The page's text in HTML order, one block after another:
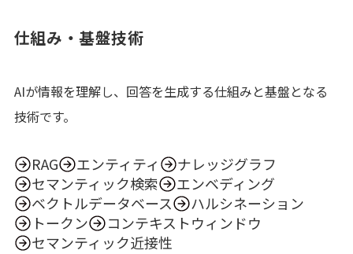
仕組み・基盤技術
AIが情報を理解し、回答を生成する仕組みと基盤となる
技術です。
RAG エンティティ
ナレッジグラフ
セマンティック検索
エンベディング
ベクトルデータベース
ハルシネーション
トークン
コンテキストウィンドウ
セマンティック近接性